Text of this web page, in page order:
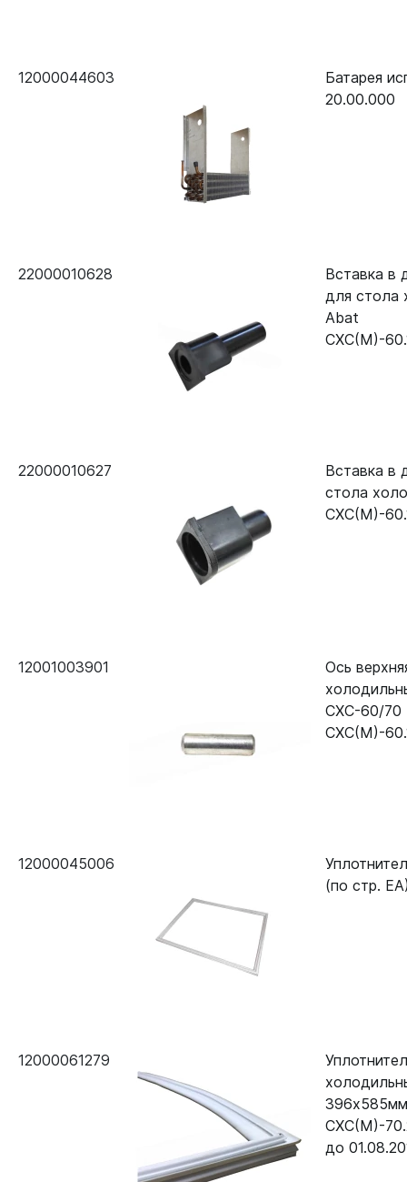
12000044603
Батарея
20.00.000
22000010628
Вставка в
для стола
Abat
СХС(М)-
22000010627
Вставка в
стола
СХС(М)-
12001003901
Ось
СХС-60/70
СХС(М)-
12000045006
(по стр.
12000061279
СХС(М)-
до